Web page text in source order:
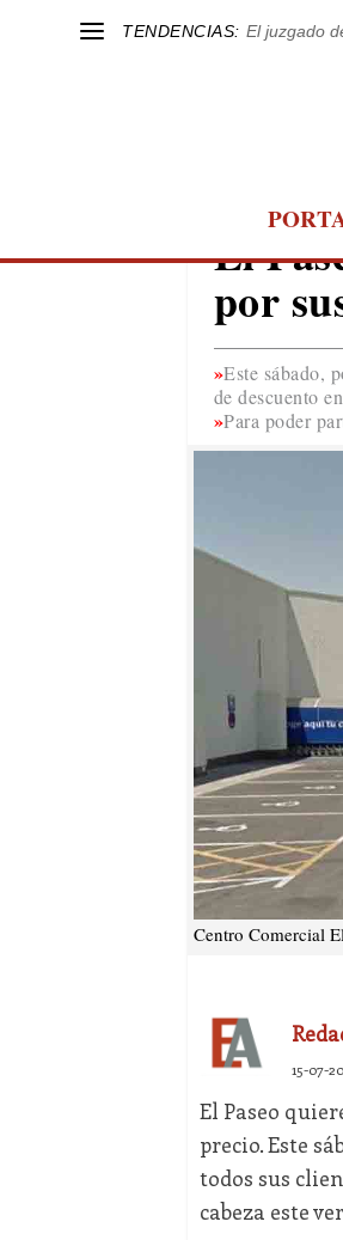
TENDENCIAS: El juzgado
EL PUERTO
El
por
Este sábado,
de descuento
Para poder
Centro Comercial
15-07-
El Paseo
precio. Este
todos sus
cabeza este